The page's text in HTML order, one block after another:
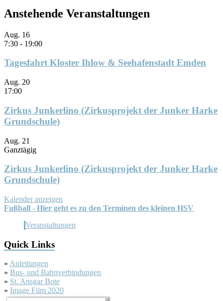
Anstehende Veranstaltungen
Aug. 16
7:30 - 19:00
Tagesfahrt Kloster Ihlow & Seehafenstadt Emden
Aug. 20
17:00
Zirkus Junkerlino (Zirkusprojekt der Junker Harke
Grundschule)
Aug. 21
Ganztägig
Zirkus Junkerlino (Zirkusprojekt der Junker Harke
Grundschule)
Kalender anzeigen
Fußball - Hier geht es zu den Terminen des kleinen HSV
Veranstaltungen
Quick Links
» Anleitungen
» Bus- und Bahnverbindungen
» St. Ansgar Bote
» Image Film 2020